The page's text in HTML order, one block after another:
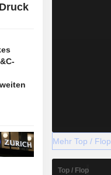
Mehr Top / Flop
Top / Flop